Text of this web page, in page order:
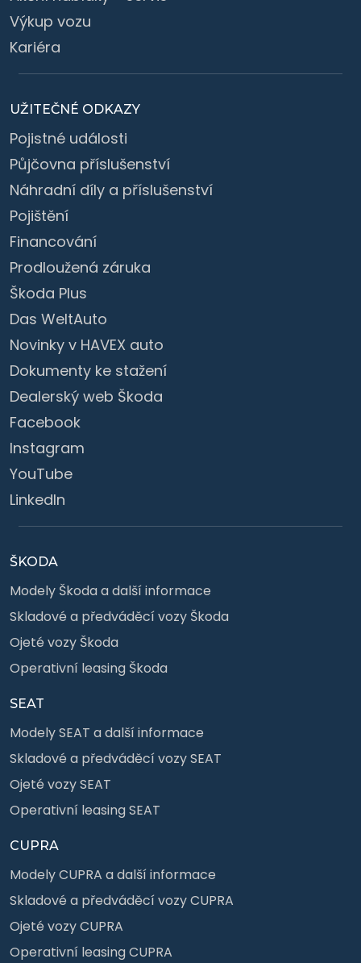
Výkup vozu
Kariéra
UŽITEČNÉ ODKAZY
Pojistné události
Půjčovna příslušenství
Náhradní díly a příslušenství
Pojištění
Financování
Prodloužená záruka
Škoda Plus
Das WeltAuto
Novinky v HAVEX auto
Dokumenty ke stažení
Dealerský web Škoda
Facebook
Instagram
YouTube
LinkedIn
ŠKODA
Modely Škoda a další informace
Skladové a předváděcí vozy Škoda
Ojeté vozy Škoda
Operativní leasing Škoda
SEAT
Modely SEAT a další informace
Skladové a předváděcí vozy SEAT
Ojeté vozy SEAT
Operativní leasing SEAT
CUPRA
Modely CUPRA a další informace
Skladové a předváděcí vozy CUPRA
Ojeté vozy CUPRA
Operativní leasing CUPRA